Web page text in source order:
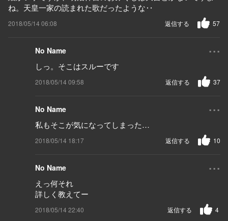
ね。天皇一家の読まれた歌だったような‥
2018/05/14 06:08 57
返信する
No Name ...
しっ。そこはスルーです
2018/05/14 09:58 37
返信する
No Name ...
私もそこが気になってしまった…
2018/05/14 18:17 10
返信する
No Name ...
えっ何それ
詳しく教えてー
2018/05/14 22:40 4
返信する